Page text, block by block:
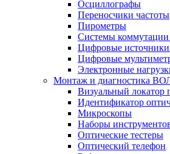
Осциллографы
Переносчики частоты
Пирометры
Системы
Цифровые
Цифровые
Электронные
Монтаж и диагностика
Визуальный локатор
Идентификатор
Микроскопы
Наборы
Оптические тестеры
Оптический телефон